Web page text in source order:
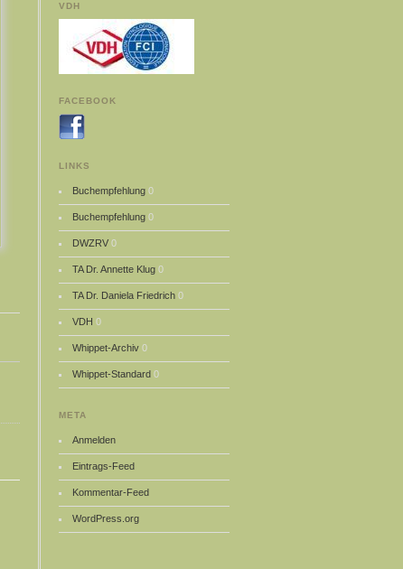
VDH
FACEBOOK
LINKS
Buchempfehlung0
Buchempfehlung0
DWZRV0
TA Dr. Annette Klug0
TA Dr. Daniela Friedrich0
VDH 0
Whippet-Archiv0
Whippet-Standard0
META
Anmelden
Eintrags-Feed
Kommentar-Feed
WordPress.org